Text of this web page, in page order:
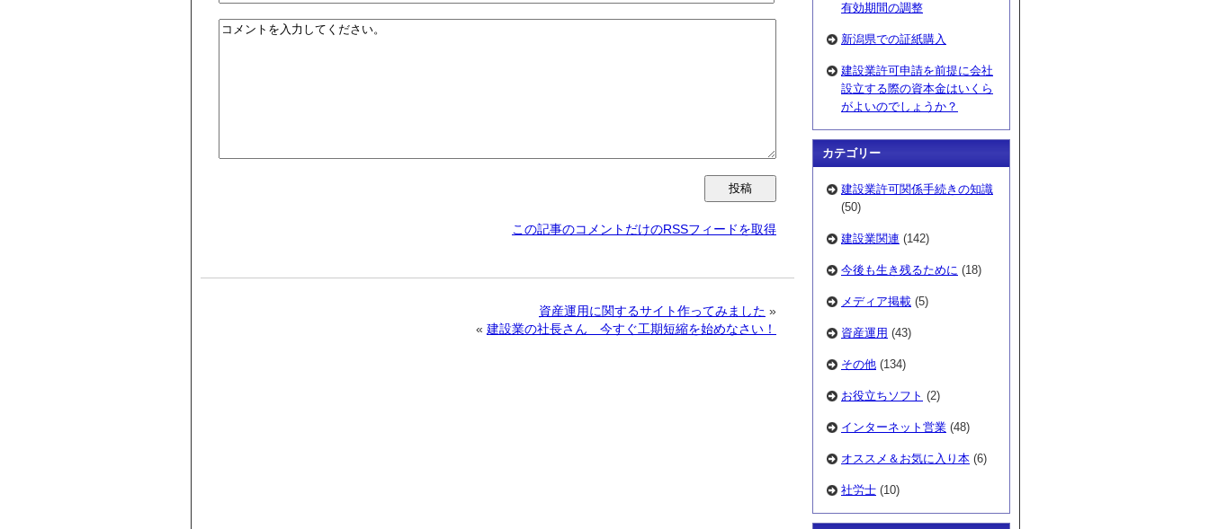
この記事のコメントだけのRSSフィードを取得
資産運用に関するサイト作ってみました »
« 建設業の社長さん 今すぐ工期短縮を始めなさい！
有効期間の調整
新潟県での証紙購入
建設業許可申請を前提に会社
設立する際の資本金はいくら
がよいのでしょうか？
カテゴリー
建設業許可関係手続きの知識
(50)
建設業関連 (142)
今後も生き残るために (18)
メディア掲載 (5)
資産運用 (43)
その他 (134)
お役立ちソフト (2)
インターネット営業 (48)
オススメ＆お気に入り本 (6)
社労士 (10)